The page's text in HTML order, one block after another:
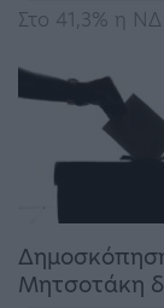
Στο 41,3% η
Μητσοτάκη